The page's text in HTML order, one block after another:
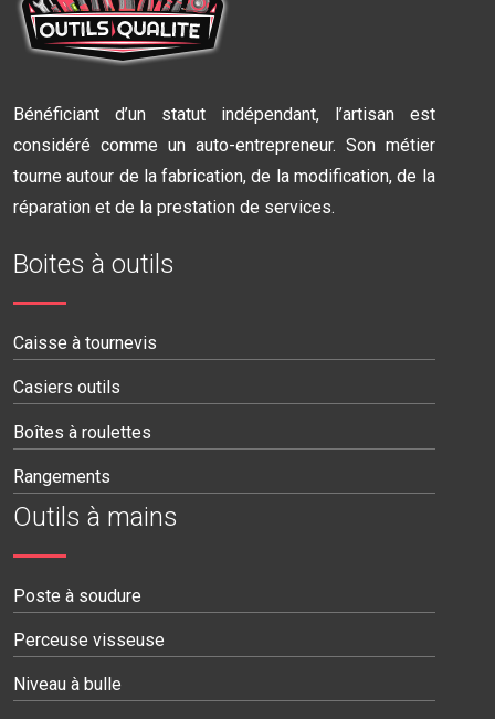
Bénéficiant d’un statut indépendant, l’artisan est
considéré comme un auto-entrepreneur. Son métier
tourne autour de la fabrication, de la modification, de la
réparation et de la prestation de services.
Boites à outils
Caisse à tournevis
Casiers outils
Boîtes à roulettes
Rangements
Outils à mains
Poste à soudure
Perceuse visseuse
Niveau à bulle